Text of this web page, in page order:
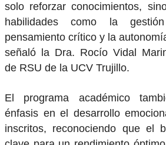
solo reforzar conocimientos,
habilidades como la
pensamiento crítico y la
señaló la Dra. Rocío Vidal
de RSU de la UCV Trujillo.
El programa académico
énfasis en el desarrollo
inscritos, reconociendo que el